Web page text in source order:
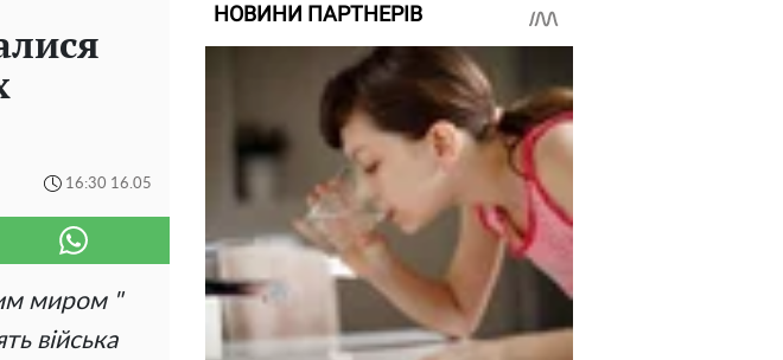
16:30 16.05
миром "
війська
НОВИНИ ПАРТНЕРІВ